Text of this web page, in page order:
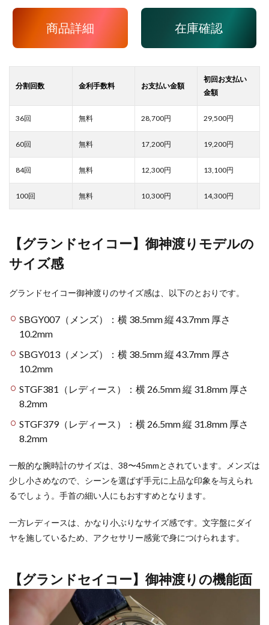
商品詳細 在庫確認
28,700 29,500
17,200 19,200
12,300 13,100
10,300 14,300
【グランドセイコー】御神渡りモデルの
サイズ感
グランドセイコー御神渡りのサイズ感は、以下のとおりです。
SBGY007（メンズ）：横 38.5mm 縦 43.7mm 厚さ
10.2mm
SBGY013（メンズ）：横 38.5mm 縦 43.7mm 厚さ
10.2mm
STGF381（レディース）：横 26.5mm 縦 31.8mm 厚さ
8.2mm
STGF379（レディース）：横 26.5mm 縦 31.8mm 厚さ
8.2mm
一般的な腕時計のサイズは、38〜45mmとされています。メンズは
少し小さめなので、シーンを選ばず手元に上品な印象を与えられ
るでしょう。手首の細い人にもおすすめとなります。
一方レディースは、かなり小ぶりなサイズ感です。文字盤にダイ
ヤを施しているため、アクセサリー感覚で身につけられます。
【グランドセイコー】御神渡りの機能面